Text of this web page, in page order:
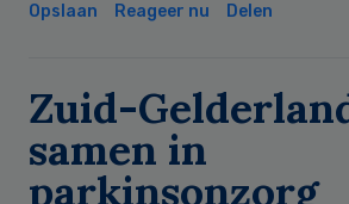
Opslaan Reageer nu Delen
Zuid-
samen in
parkinsonzorg